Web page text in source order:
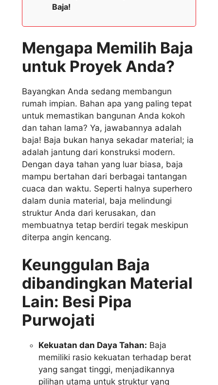
Baja!
Mengapa Memilih Baja
untuk Proyek Anda?
Bayangkan Anda sedang membangun
rumah impian. Bahan apa yang paling tepat
untuk memastikan bangunan Anda kokoh
dan tahan lama? Ya, jawabannya adalah
baja! Baja bukan hanya sekadar material; ia
adalah jantung dari konstruksi modern.
Dengan daya tahan yang luar biasa, baja
mampu bertahan dari berbagai tantangan
cuaca dan waktu. Seperti halnya superhero
dalam dunia material, baja melindungi
struktur Anda dari kerusakan, dan
membuatnya tetap berdiri tegak meskipun
diterpa angin kencang.
Keunggulan Baja
dibandingkan Material
Lain: Besi Pipa
Purwojati
Kekuatan dan Daya Tahan: Baja
memiliki rasio kekuatan terhadap berat
yang sangat tinggi, menjadikannya
pilihan utama untuk struktur yang